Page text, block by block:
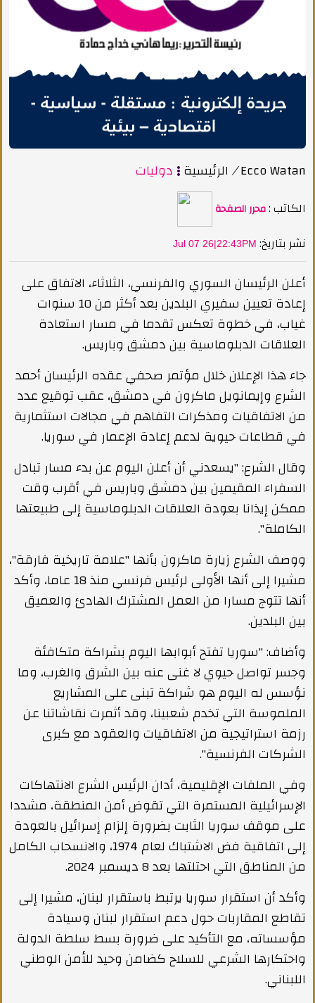
الرئيسية دوليات /Ecco Watan
الكاتب :محرر الصفحة
Jul 07 26|22:43PM :نشر بتاريخ
أعلن الرئيسان السوري والفرنسي، الثلاثاء، الاتفاق على
إعادة تعيين سفيري البلدين بعد أكثر من 10 سنوات
غياب، في خطوة تعكس تقدما في مسار استعادة
العلاقات الدبلوماسية بين دمشق وباريس.
جاء هذا الإعلان خلال مؤتمر صحفي عقده الرئيسان أحمد
الشرع وإيمانويل ماكرون في دمشق، عقب توقيع عدد
من الاتفاقيات ومذكرات التفاهم في مجالات استثمارية
في قطاعات حيوية لدعم إعادة الإعمار في سوريا.
وقال الشرع: "يسعدني أن أعلن اليوم عن بدء مسار تبادل
السفراء المقيمين بين دمشق وباريس في أقرب وقت
ممكن إيذانا بعودة العلاقات الدبلوماسية إلى طبيعتها
الكاملة".
ووصف الشرع زيارة ماكرون بأنها "علامة تاريخية فارقة"،
مشيرا إلى أنها الأولى لرئيس فرنسي منذ 18 عاما، وأكد
أنها تتوج مسارا من العمل المشترك الهادئ والعميق
بين البلدين.
وأضاف: "سوريا تفتح أبوابها اليوم بشراكة متكافئة
وجسر تواصل حيوي لا غنى عنه بين الشرق والغرب، وما
نؤسس له اليوم هو شراكة تبنى على المشاريع
الملموسة التي تخدم شعبينا، وقد أثمرت نقاشاتنا عن
رزمة استراتيجية من الاتفاقيات والعقود مع كبرى
الشركات الفرنسية".
وفي الملفات الإقليمية، أدان الرئيس الشرع الانتهاكات
الإسرائيلية المستمرة التي تقوض أمن المنطقة، مشددا
على موقف سوريا الثابت بضرورة إلزام إسرائيل بالعودة
إلى اتفاقية فض الاشتباك لعام 1974، والانسحاب الكامل
من المناطق التي احتلتها بعد 8 ديسمبر 2024.
وأكد أن استقرار سوريا يرتبط باستقرار لبنان، مشيرا إلى
تقاطع المقاربات حول دعم استقرار لبنان وسيادة
مؤسساته، مع التأكيد على ضرورة بسط سلطة الدولة
واحتكارها الشرعي للسلاح كضامن وحيد للأمن الوطني
اللبناني.